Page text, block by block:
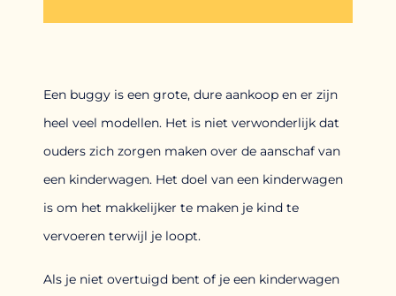
Een buggy is een grote, dure aankoop en er zijn
heel veel modellen. Het is niet verwonderlijk dat
ouders zich zorgen maken over de aanschaf van
een kinderwagen. Het doel van een kinderwagen
is om het makkelijker te maken je kind te
vervoeren terwijl je loopt.
Als je niet overtuigd bent of je een kinderwagen